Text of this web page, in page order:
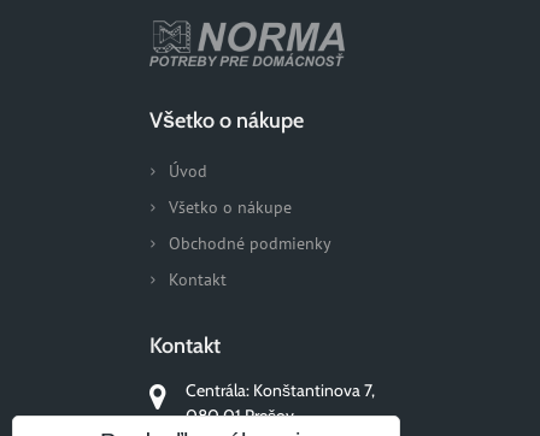
Všetko o nákupe
Úvod
Všetko o nákupe
Obchodné podmienky
Kontakt
Kontakt
Centrála: Konštantinova 7,
080 01 Prešov